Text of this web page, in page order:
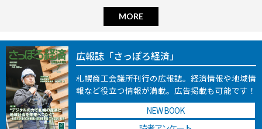
MORE
広報誌「さっぽろ経済」
札幌商工会議所刊行の広報誌。 経済情報や地域情
報など役立つ情報が満載。広告掲載も可能です！
NEW BOOK